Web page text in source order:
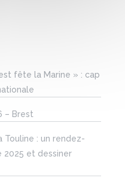
fête la Marine » : cap
– Brest
Touline : un rendez-
2025 et dessiner